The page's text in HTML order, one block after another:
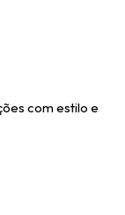
com estilo e